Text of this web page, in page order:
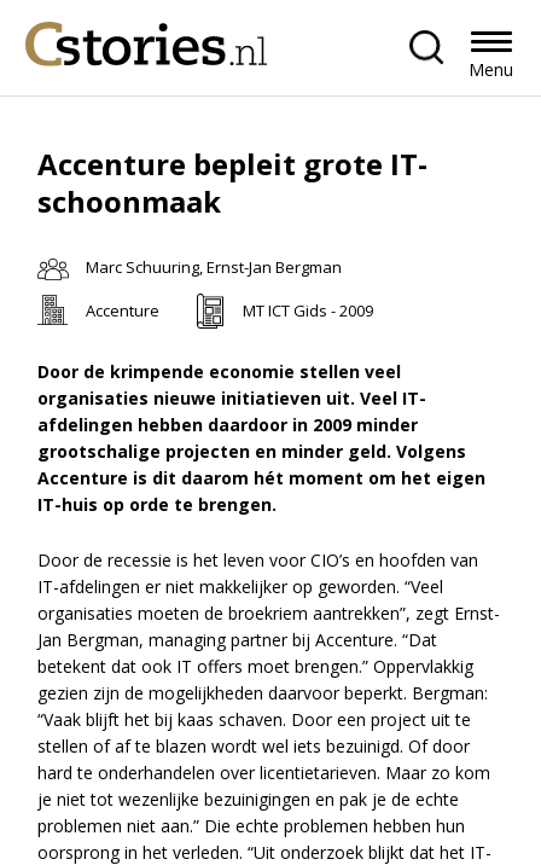
Menu
Accenture bepleit grote IT-
schoonmaak
Marc Schuuring, Ernst-Jan Bergman
Accenture
MT ICT Gids - 2009
Door de krimpende economie stellen veel
organisaties nieuwe initiatieven uit. Veel IT-
afdelingen hebben daardoor in 2009 minder
grootschalige projecten en minder geld. Volgens
Accenture is dit daarom hét moment om het eigen
IT-huis op orde te brengen.
Door de recessie is het leven voor CIO’s en hoofden van
IT-afdelingen er niet makkelijker op geworden. “Veel
organisaties moeten de broekriem aantrekken”, zegt Ernst-
Jan Bergman, managing partner bij Accenture. “Dat
betekent dat ook IT offers moet brengen.” Oppervlakkig
gezien zijn de mogelijkheden daarvoor beperkt. Bergman:
“Vaak blijft het bij kaas schaven. Door een project uit te
stellen of af te blazen wordt wel iets bezuinigd. Of door
hard te onderhandelen over licentietarieven. Maar zo kom
je niet tot wezenlijke bezuinigingen en pak je de echte
problemen niet aan.” Die echte problemen hebben hun
oorsprong in het verleden. “Uit onderzoek blijkt dat het IT-